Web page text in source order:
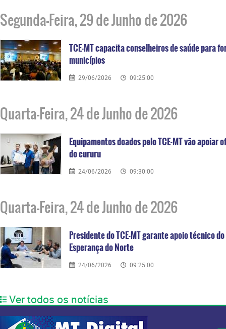
Segunda-Feira, 29 de Junho de 2026
TCE-MT capacita conselheiros de saúde para
municípios
29/06/2026 09:25:00
Quarta-Feira, 24 de Junho de 2026
Equipamentos doados pelo TCE-MT vão
do cururu
24/06/2026 09:30:00
Quarta-Feira, 24 de Junho de 2026
Presidente do TCE-MT garante apoio técnico do
Esperança do Norte
24/06/2026 09:25:00
Ver todos os notícias